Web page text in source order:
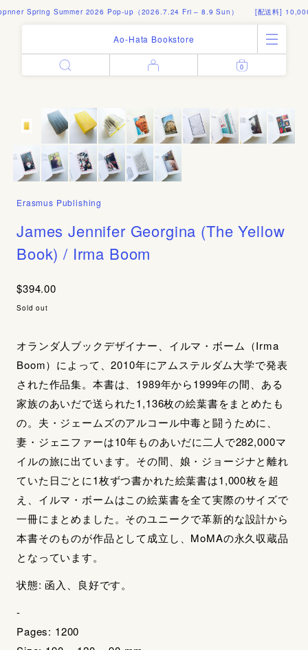
Spring Summer 2026 Pop-up（2026.7.24 Fri – 8.9 Sun） [配送料] 10,000円
Ao-Hata Bookstore
All Products
Architecture
Art
Design
Fashion
Photography
Artworks
Goods
Editorial
Enter
Email address
Password
Forgot your password?
Create account
0
Erasmus Publishing
James Jennifer Georgina (The Yellow
Book) / Irma Boom
$394.00
Sold out
オランダ人ブックデザイナー、イルマ・ボーム（Irma
Boom）によって、2010年にアムステルダム大学で発表
された作品集。本書は、1989年から1999年の間、ある
家族のあいだで送られた1,136枚の絵葉書をまとめたも
の。夫・ジェームズのアルコール中毒と闘うために、
妻・ジェニファーは10年ものあいだに二人で282,000マ
イルの旅に出ています。その間、娘・ジョージナと離れ
ていた日ごとに1枚ずつ書かれた絵葉書は1,000枚を超
え、イルマ・ボームはこの絵葉書を全て実際のサイズで
一冊にまとめました。そのユニークで革新的な設計から
本書そのものが作品として成立し、MoMAの永久収蔵品
となっています。
状態: 函入、良好です。
-
Pages: 1200